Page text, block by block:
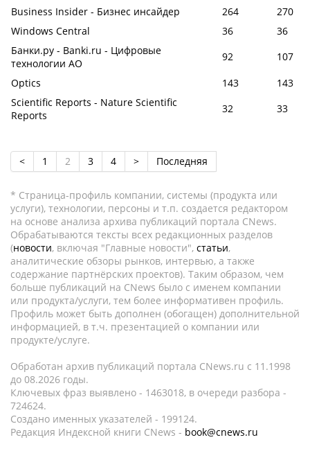
Business Insider - Бизнес инсайдер
264
270
Windows Central
36
36
Банки.ру - Banki.ru - Цифровые
технологии АО
92
107
Optics
143
143
Scientific Reports - Nature Scientific
Reports
32 33
< 1 2 3 4 > Последняя
* Страница-профиль компании, системы (продукта или
услуги), технологии, персоны и т.п. создается редактором
на основе анализа архива публикаций портала CNews.
Обрабатываются тексты всех редакционных разделов
(новости, включая "Главные новости", статьи,
аналитические обзоры рынков, интервью, а также
содержание партнёрских проектов). Таким образом, чем
больше публикаций на CNews было с именем компании
или продукта/услуги, тем более информативен профиль.
Профиль может быть дополнен (обогащен) дополнительной
информацией, в т.ч. презентацией о компании или
продукте/услуге.
Обработан архив публикаций портала CNews.ru c 11.1998
до 08.2026 годы.
Ключевых фраз выявлено - 1463018, в очереди разбора -
724624.
Создано именных указателей - 199124.
Редакция Индексной книги CNews - book@cnews.ru